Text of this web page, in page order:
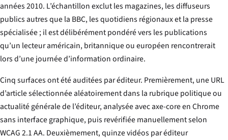
années 2010. L’échantillon exclut les magazines, les diffuseurs
publics autres que la BBC, les quotidiens régionaux et la presse
spécialisée ; il est délibérément pondéré vers les publications
qu’un lecteur américain, britannique ou européen rencontrerait
lors d’une journée d’information ordinaire.
Cinq surfaces ont été auditées par éditeur. Premièrement, une URL
d’article sélectionnée aléatoirement dans la rubrique politique ou
actualité générale de l’éditeur, analysée avec axe-core en Chrome
sans interface graphique, puis revérifiée manuellement selon
WCAG 2.1 AA. Deuxièmement, quinze vidéos par éditeur